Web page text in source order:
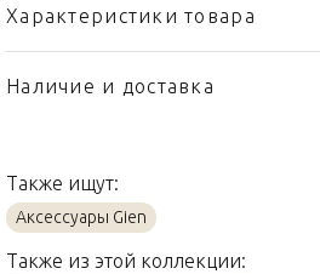
Характеристики товара
Бренд
Gien
Страна производителя
Наличие и доставка
Также ищут:
Аксессуары Gien
Также из этой коллекции: